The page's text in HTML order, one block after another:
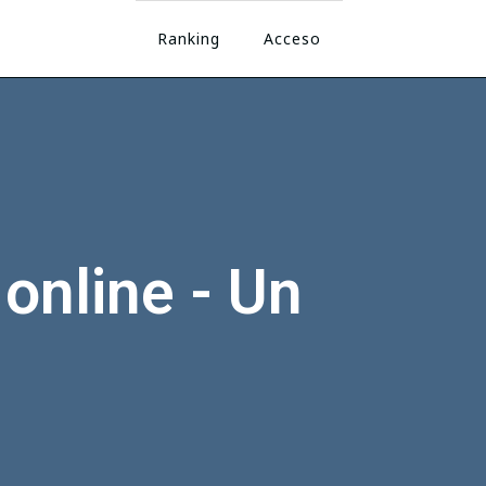
Ranking Acceso
- Un